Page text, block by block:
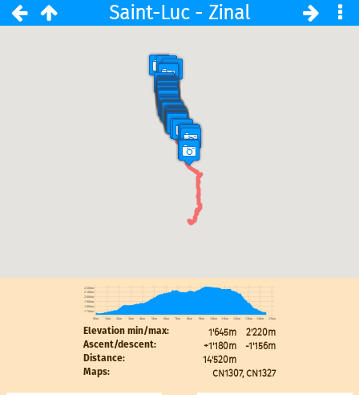
Saint-Luc - Zinal
0km 1km 2km 3km 4km 5km 6km 7km 8km 9km 10km 11km 12km 13km 14km 15km
1'700m
1'800m
1'900m
2'000m
2'100m
2'200m
Elevation min/max: 1'645m 2'220m
Ascent/descent: +1'180m -1'156m
Distance: 14'520m
Maps: CN1307, CN1327